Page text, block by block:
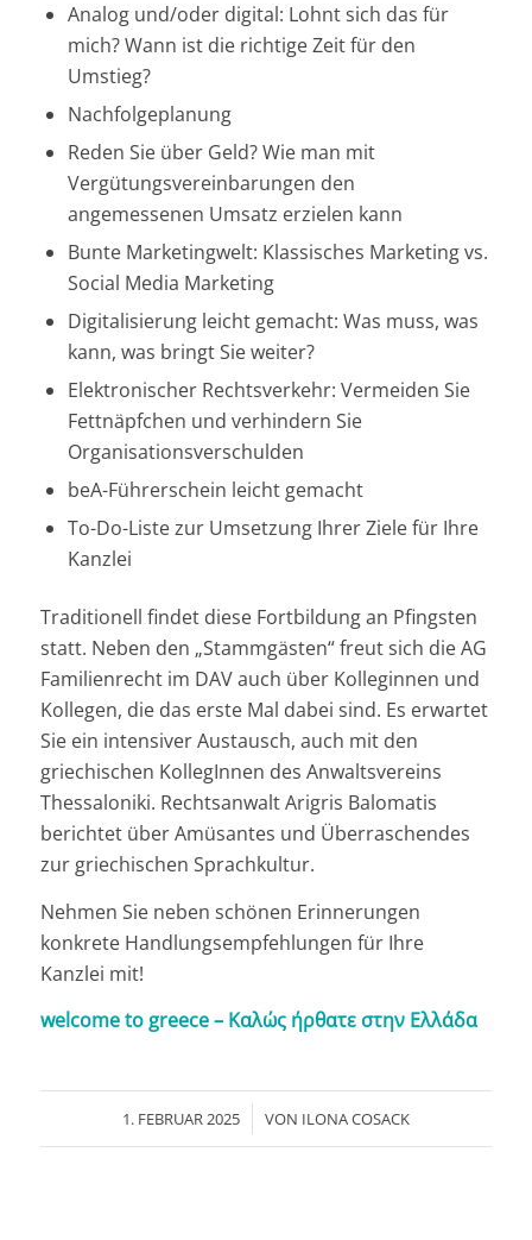
Analog und/oder digital: Lohnt sich das für
mich? Wann ist die richtige Zeit für den
Umstieg?
Nachfolgeplanung
Reden Sie über Geld? Wie man mit
Vergütungsvereinbarungen den
angemessenen Umsatz erzielen kann
Bunte Marketingwelt: Klassisches Marketing vs.
Social Media Marketing
Digitalisierung leicht gemacht: Was muss, was
kann, was bringt Sie weiter?
Elektronischer Rechtsverkehr: Vermeiden Sie
Fettnäpfchen und verhindern Sie
Organisationsverschulden
beA-Führerschein leicht gemacht
To-Do-Liste zur Umsetzung Ihrer Ziele für Ihre
Kanzlei
Traditionell findet diese Fortbildung an Pfingsten
statt. Neben den „Stammgästen“ freut sich die AG
Familienrecht im DAV auch über Kolleginnen und
Kollegen, die das erste Mal dabei sind. Es erwartet
Sie ein intensiver Austausch, auch mit den
griechischen KollegInnen des Anwaltsvereins
Thessaloniki. Rechtsanwalt Arigris Balomatis
berichtet über Amüsantes und Überraschendes
zur griechischen Sprachkultur.
Nehmen Sie neben schönen Erinnerungen
konkrete Handlungsempfehlungen für Ihre
Kanzlei mit!
welcome to greece – Καλώς ήρθατε στην Ελλάδα
1. FEBRUAR 2025
/ VON ILONA COSACK